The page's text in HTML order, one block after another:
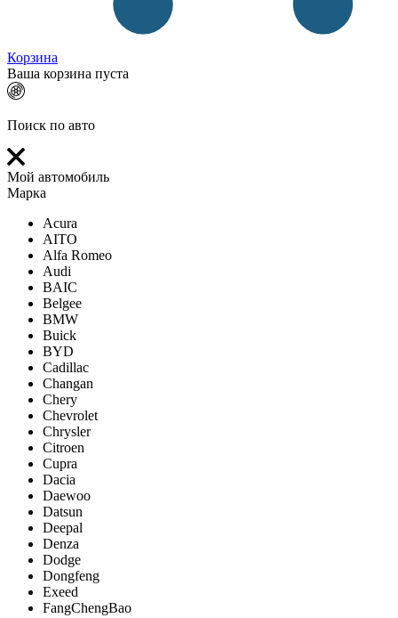
Корзина
Ваша корзина пуста
Поиск по авто
Мой автомобиль
Марка
Acura
AITO
Alfa Romeo
Audi
BAIC
Belgee
BMW
Buick
BYD
Cadillac
Changan
Chery
Chevrolet
Chrysler
Citroen
Cupra
Dacia
Daewoo
Datsun
Deepal
Denza
Dodge
Dongfeng
Exeed
FangChengBao